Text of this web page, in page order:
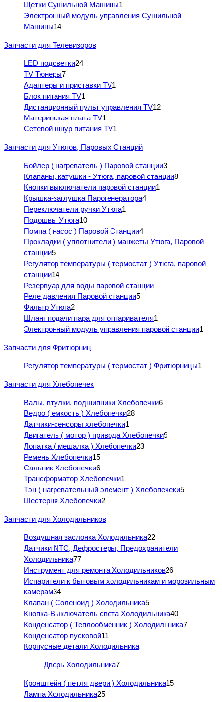
Щетки Сушильной Машины1
Электронный модуль управления Сушильной
Машины14
Запчасти для Телевизоров
LED подсветки24
TV Тюнеры7
Адаптеры и приставки TV1
Блок питания TV1
Дистанционный пульт управления TV12
Материнская плата TV1
Сетевой шнур питания TV1
Запчасти для Утюгов, Паровых Станций
Бойлер ( нагреватель ) Паровой станции3
Клапаны, катушки - Утюга, паровой станции8
Кнопки выключатели паровой станции1
Крышка-заглушка Парогенератора4
Переключатели ручки Утюга1
Подошвы Утюга10
Помпа ( насос ) Паровой Станции4
Прокладки ( уплотнители ) манжеты Утюга, Паровой
станции5
Регулятор температуры ( термостат ) Утюга, паровой
станции14
Резервуар для воды паровой станции
Реле давления Паровой станции5
Фильтр Утюга2
Шланг подачи пара для отпаривателя1
Электронный модуль управления паровой станции1
Запчасти для Фритюрниц
Регулятор температуры ( термостат ) Фритюрницы1
Запчасти для Хлебопечек
Валы, втулки, подшипники Хлебопечки6
Ведро ( емкость ) Хлебопечки28
Датчики-сенсоры хлебопечки1
Двигатель ( мотор ) привода Хлебопечки9
Лопатка ( мешалка ) Хлебопечки23
Ремень Хлебопечки15
Сальник Хлебопечки6
Трансформатор Хлебопечки1
Тэн ( нагревательный элемент ) Хлебопечеки5
Шестерня Хлебопечки2
Запчасти для Холодильников
Воздушная заслонка Холодильника22
Датчики NTC, Дефростеры, Предохранители
Холодильника77
Инструмент для ремонта Холодильников26
Испарители к бытовым холодильникам и морозильным
камерам34
Клапан ( Соленоид ) Холодильника5
Кнопка-Выключатель света Холодильника40
Конденсатор ( Теплообменник ) Холодильника7
Конденсатор пусковой11
Корпусные детали Холодильника
Дверь Холодильника7
Кронштейн ( петля двери ) Холодильника15
Лампа Холодильника25